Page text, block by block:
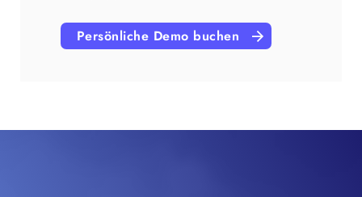
Persönliche Demo buchen